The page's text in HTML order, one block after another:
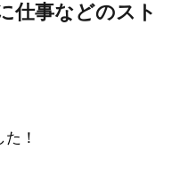
仕事などのスト
！